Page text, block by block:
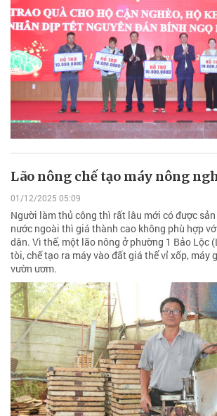
Lão nông chế tạo máy nông
01/12/2025 05:09
Người làm thủ công thì rất lâu mới có được
nước ngoài thì giá thành cao không phù hợp
dân. Vì thế, một lão nông ở phường 1 Bảo Lộc
tòi, chế tạo ra máy vào đất giá thể vỉ xốp, máy
vườn ươm.